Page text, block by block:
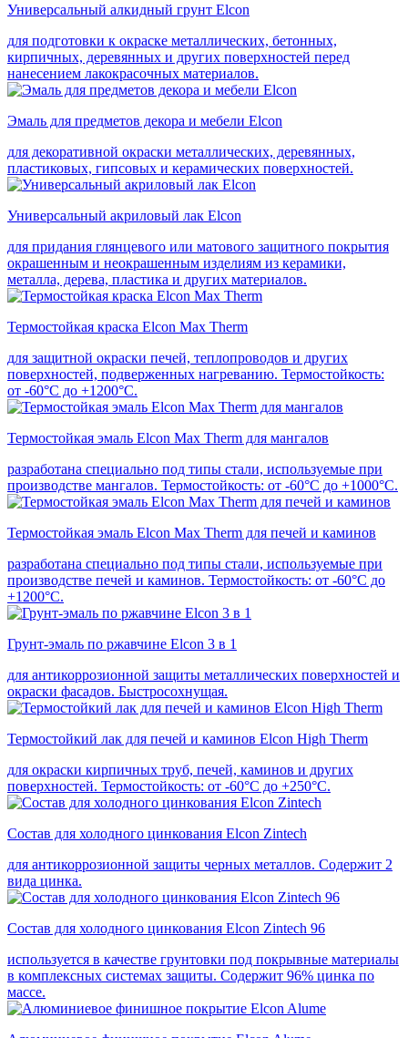
Универсальный алкидный грунт Elcon
для подготовки к окраске металлических, бетонных,
кирпичных, деревянных и других поверхностей перед
нанесением лакокрасочных материалов.
Эмаль для предметов декора и мебели Elcon
для декоративной окраски металлических, деревянных,
пластиковых, гипсовых и керамических поверхностей.
Универсальный акриловый лак Elcon
для придания глянцевого или матового защитного покрытия
окрашенным и неокрашенным изделиям из керамики,
металла, дерева, пластика и других материалов.
Термостойкая краска Elcon Max Therm
для защитной окраски печей, теплопроводов и других
поверхностей, подверженных нагреванию. Термостойкость:
от -60°С до +1200°С.
Термостойкая эмаль Elcon Max Therm для мангалов
разработана специально под типы стали, используемые при
производстве мангалов. Термостойкость: от -60°С до +1000°С.
Термостойкая эмаль Elcon Max Therm для печей и каминов
разработана специально под типы стали, используемые при
производстве печей и каминов. Термостойкость: от -60°С до
+1200°С.
Грунт-эмаль по ржавчине Elcon 3 в 1
для антикоррозионной защиты металлических поверхностей и
окраски фасадов. Быстросохнущая.
Термостойкий лак для печей и каминов Elcon High Therm
для окраски кирпичных труб, печей, каминов и других
поверхностей. Термостойкость: от -60°С до +250°С.
Состав для холодного цинкования Elcon Zintech
для антикоррозионной защиты черных металлов. Содержит 2
вида цинка.
Состав для холодного цинкования Elcon Zintech 96
используется в качестве грунтовки под покрывные материалы
в комплексных системах защиты. Cодержит 96% цинка по
массе.